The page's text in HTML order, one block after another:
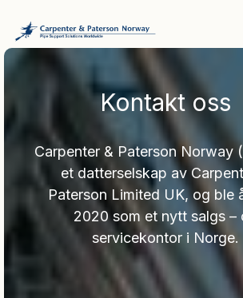
Main Navigation
Kontakt oss
Carpenter & Paterson Norway
et datterselskap av
Paterson Limited UK, og ble
2020 som et nytt salgs –
servicekontor i Norge.